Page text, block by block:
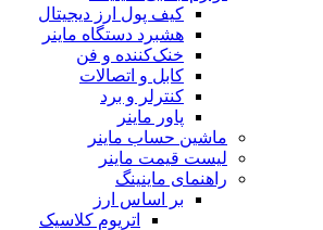
کیف پول ارز دیجیتال
هشبرد دستگاه ماینر
خنک‌کننده و فن
کابل و اتصالات
کنترلر و برد
پاور ماینر
ماشین حساب ماینر
لیست قیمت ماینر
راهنمای ماینینگ
بر اساس ارز
اتریوم کلاسیک